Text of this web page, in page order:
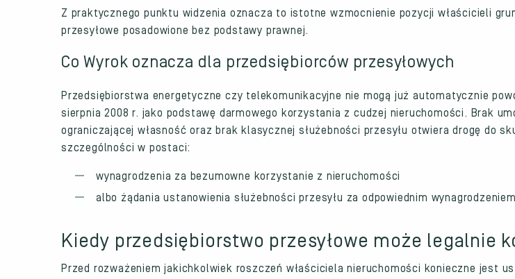
Z praktycznego punktu widzenia oznacza to istotne wzmocnienie pozycji właścicieli
przesyłowe posadowione bez podstawy prawnej.
Co Wyrok oznacza dla przedsiębiorców przesyłowych
Przedsiębiorstwa energetyczne czy telekomunikacyjne nie mogą już automatycznie
sierpnia 2008 r. jako podstawę darmowego korzystania z cudzej nieruchomości. Brak
ograniczającej własność oraz brak klasycznej służebności przesyłu otwiera drogę do
szczególności w postaci:
wynagrodzenia za bezumowne korzystanie z nieruchomości
albo żądania ustanowienia służebności przesyłu za odpowiednim
Kiedy przedsiębiorstwo przesyłowe może legalnie
Przed rozważeniem jakichkolwiek roszczeń właściciela nieruchomości konieczne jest